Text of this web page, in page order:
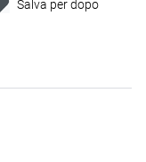
Salva per dopo